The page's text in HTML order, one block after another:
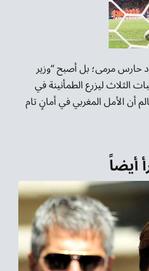
حارس مرمى؛ بل أصبح “وزير
الثلاث ليزرع الطمأنينة في
أن الأمل المغربي في أمانٍ تام
أيضاً